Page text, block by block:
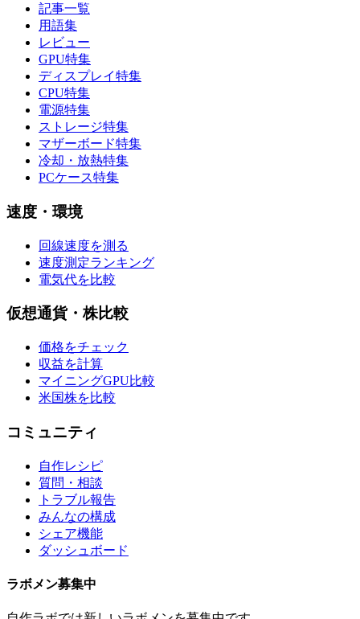
記事一覧
用語集
レビュー
GPU特集
ディスプレイ特集
CPU特集
電源特集
ストレージ特集
マザーボード特集
冷却・放熱特集
PCケース特集
速度・環境
回線速度を測る
速度測定ランキング
電気代を比較
仮想通貨・株比較
価格をチェック
収益を計算
マイニングGPU比較
米国株を比較
コミュニティ
自作レシピ
質問・相談
トラブル報告
みんなの構成
シェア機能
ダッシュボード
ラボメン募集中